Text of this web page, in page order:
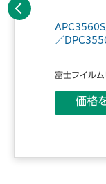
／
富士フイル
価格
前へ